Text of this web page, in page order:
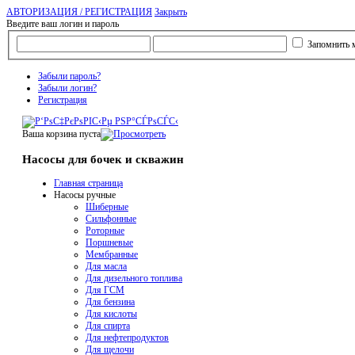
АВТОРИЗАЦИЯ / РЕГИСТРАЦИЯ Закрыть
Введите ваш логин и пароль
Запомнить
Забыли пароль?
Забыли логин?
Регистрация
Ваша корзина пуста
Насосы для бочек и скважин
Главная страница
Насосы ручные
Шиберные
Сильфонные
Роторные
Поршневые
Мембранные
Для масла
Для дизельного топлива
Для ГСМ
Для бензина
Для кислоты
Для спирта
Для нефтепродуктов
Для щелочи